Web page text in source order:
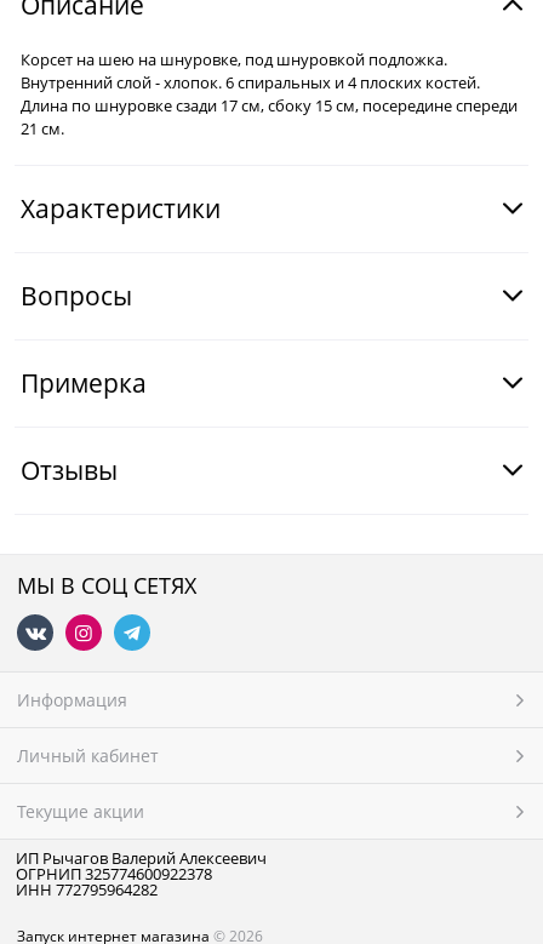
Корсет на шею на шнуровке, под шнуровкой подложка.
Внутренний слой - хлопок. 6 спиральных и 4 плоских костей.
Длина по шнуровке сзади 17 см, сбоку 15 см, посередине спереди
21 см.
Характеристики
Вопросы
Примерка
Отзывы
МЫ В СОЦ СЕТЯХ
Информация
Личный кабинет
Текущие акции
ИП Рычагов Валерий Алексеевич
ОГРНИП 325774600922378
ИНН 772795964282
Запуск интернет магазина © 2026